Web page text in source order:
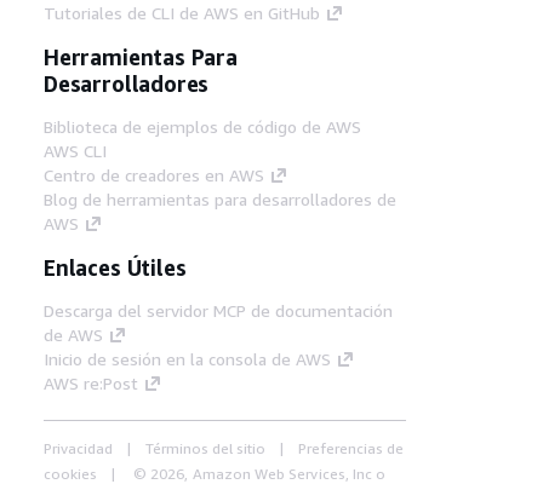
Tutoriales de CLI de AWS en GitHub
Herramientas Para
Desarrolladores
Biblioteca de ejemplos de código de AWS
AWS CLI
Centro de creadores en AWS
Blog de herramientas para desarrolladores de
AWS
Enlaces Útiles
Descarga del servidor MCP de documentación
de AWS
Inicio de sesión en la consola de AWS
AWS re:Post
Privacidad Términos del sitio
Preferencias de
cookies
© 2026, Amazon Web Services, Inc o